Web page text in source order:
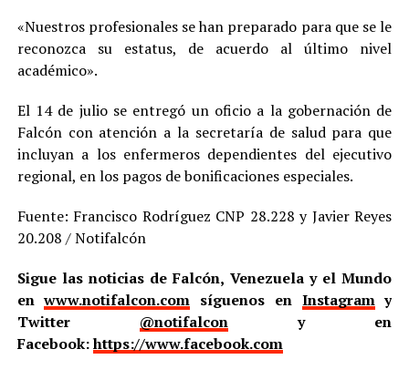
«Nuestros profesionales se han preparado para que se le
reconozca su estatus, de acuerdo al último nivel
académico».
El 14 de julio se entregó un oficio a la gobernación de
Falcón con atención a la secretaría de salud para que
incluyan a los enfermeros dependientes del ejecutivo
regional, en los pagos de bonificaciones especiales.
Fuente: Francisco Rodríguez CNP 28.228 y Javier Reyes
20.208 / Notifalcón
Sigue las noticias de Falcón, Venezuela y el Mundo
enwww.notifalcon.com síguenos en Instagramy
Twitter @notifalcony en
Facebook:https://www.facebook.com